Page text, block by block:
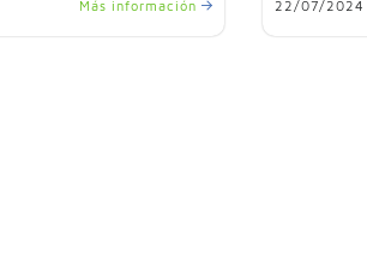
Más información 22/07/2024